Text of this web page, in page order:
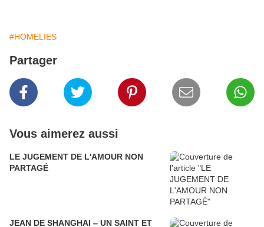
#HOMELIES
Partager
Vous aimerez aussi
LE JUGEMENT DE L'AMOUR NON
PARTAGÉ
JEAN DE SHANGHAI ‒ UN SAINT ET